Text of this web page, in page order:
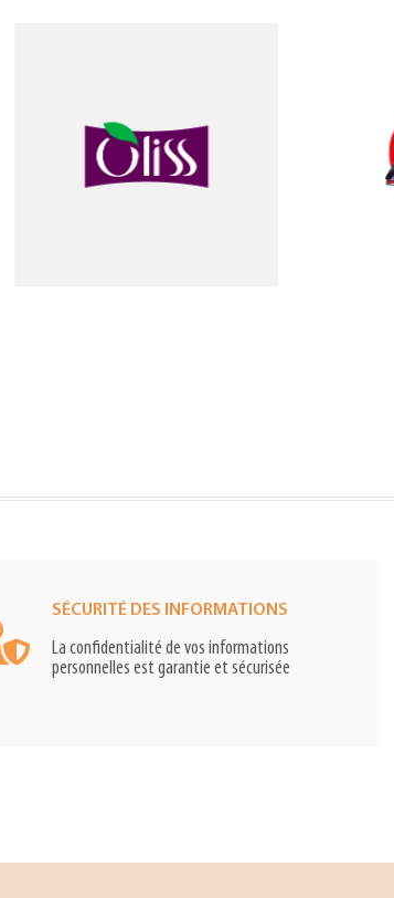
SÉCURITÉ DES INFORMATIONS
La confidentialité de vos informations
personnelles est garantie et sécurisée